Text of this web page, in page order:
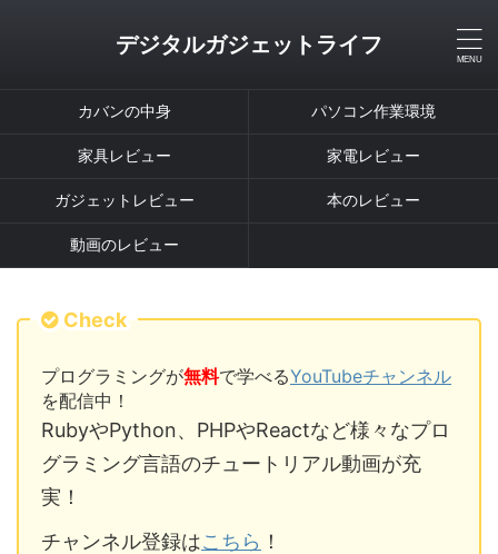
デジタルガジェットライフ
カバンの中身 パソコン作業環境
家具レビュー 家電レビュー
ガジェットレビュー 本のレビュー
動画のレビュー
Check
プログラミングが無料で学べるYouTubeチャンネル
を配信中！
RubyやPython、PHPやReactなど様々なプロ
グラミング言語のチュートリアル動画が充
実！
チャンネル登録はこちら ！